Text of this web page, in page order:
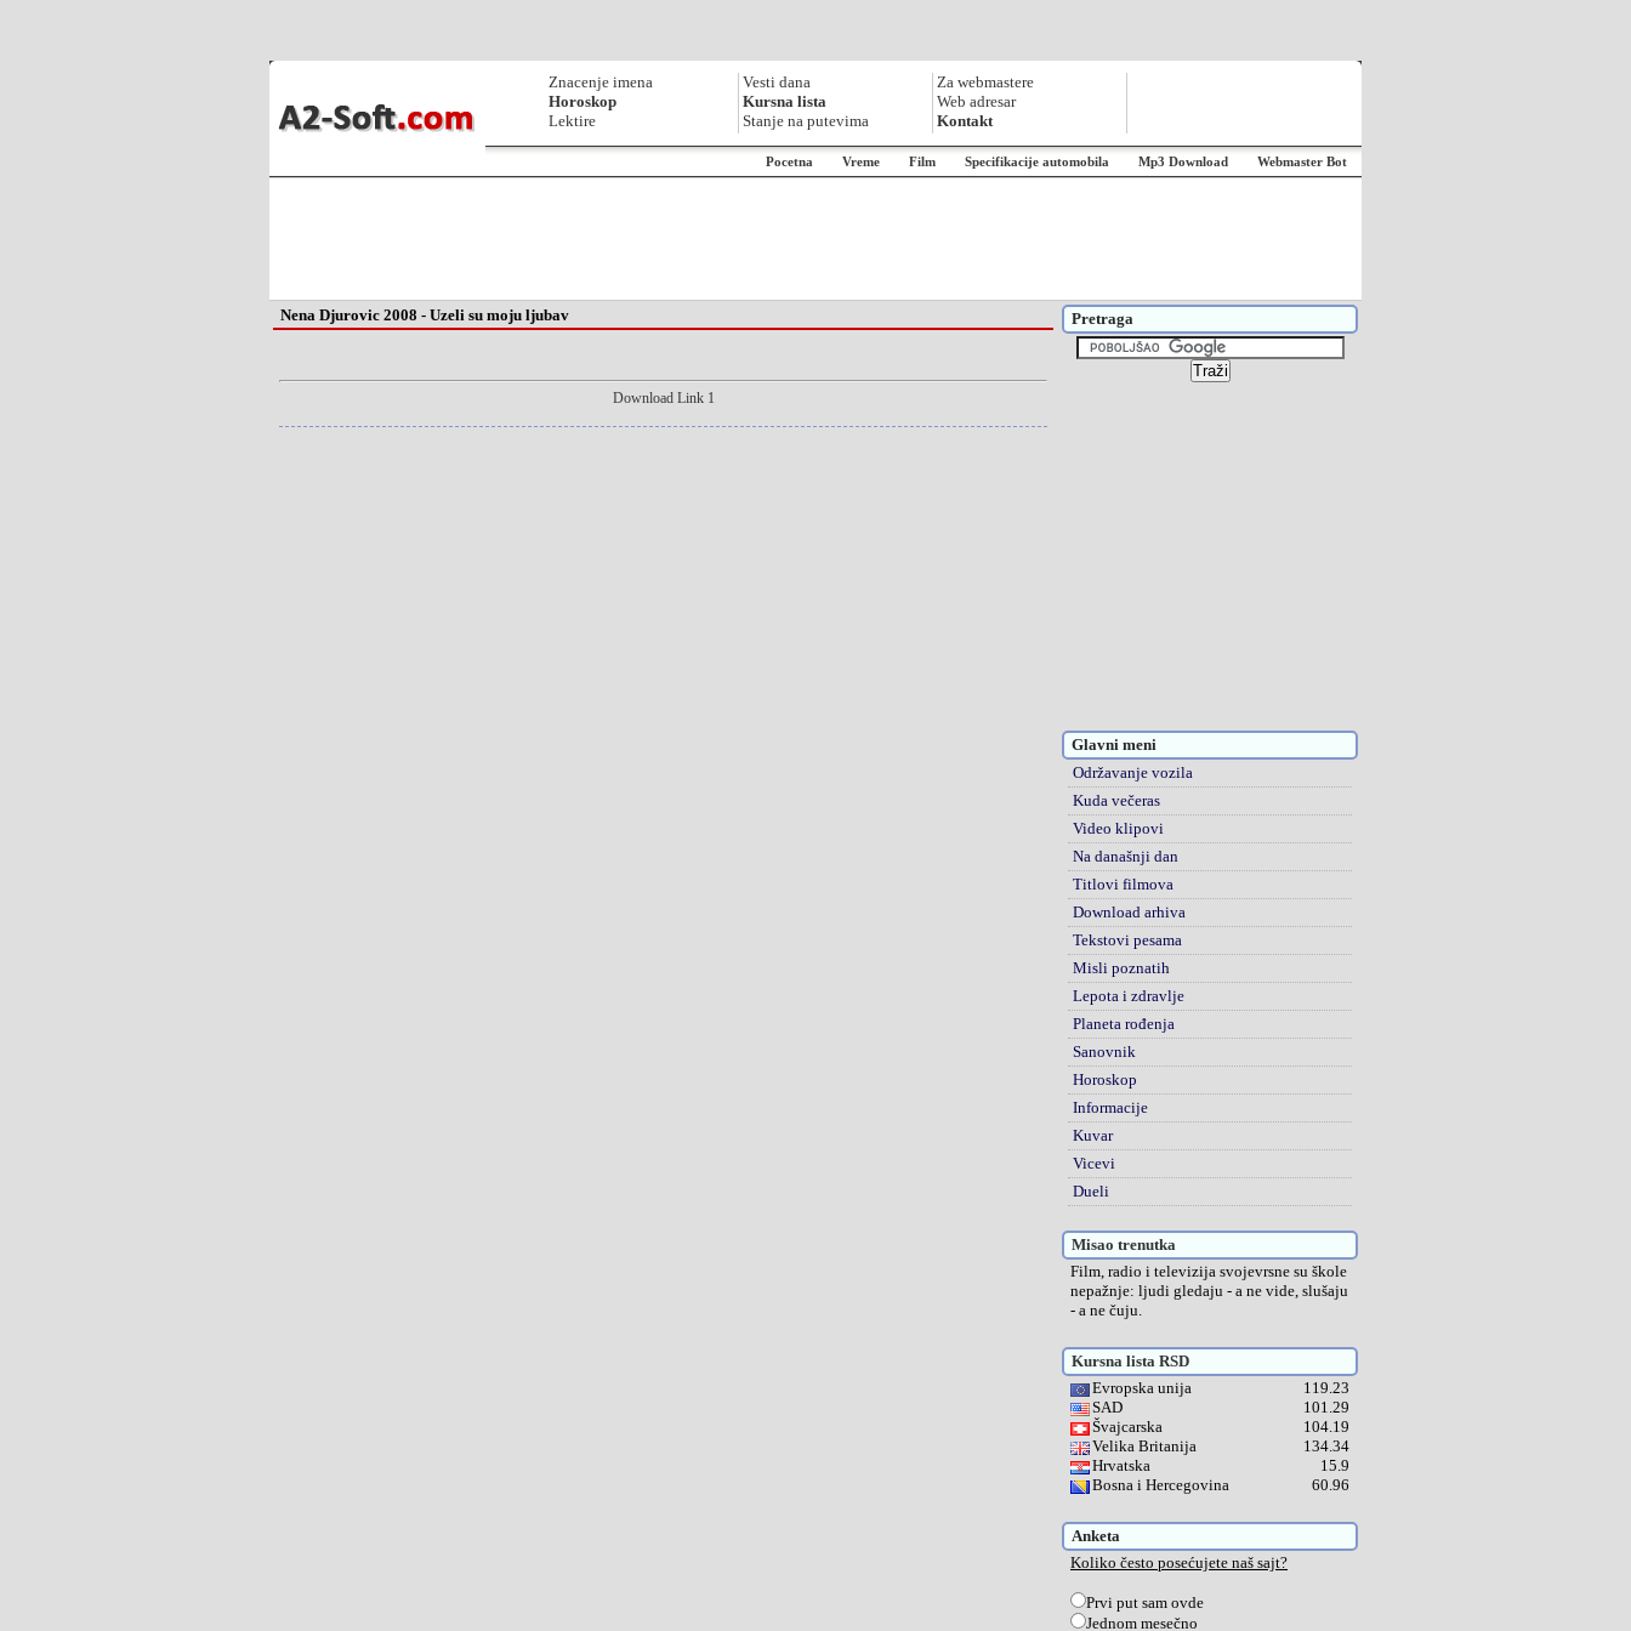
Znacenje imena
Horoskop
Lektire
Vesti dana
Kursna lista
Stanje na putevima
Za webmastere
Web adresar
Kontakt
Pocetna Vreme Film Specifikacije automobila Mp3 Download Webmaster Bot
Nena Djurovic 2008 - Uzeli su moju ljubav
Download Link 1
Pretraga
Glavni meni
Održavanje vozila
Kuda večeras
Video klipovi
Na današnji dan
Titlovi filmova
Download arhiva
Tekstovi pesama
Misli poznatih
Lepota i zdravlje
Planeta rođenja
Sanovnik
Horoskop
Informacije
Kuvar
Vicevi
Dueli
Misao trenutka
Film, radio i televizija svojevrsne su škole
nepažnje: ljudi gledaju - a ne vide, slušaju
- a ne čuju.
Kursna lista RSD
Evropska unija
119.23
SAD
101.29
Švajcarska
104.19
Velika Britanija
134.34
Hrvatska
15.9
Bosna i Hercegovina
60.96
Anketa
Koliko često posećujete naš sajt?
Prvi put sam ovde
Jednom mesečno